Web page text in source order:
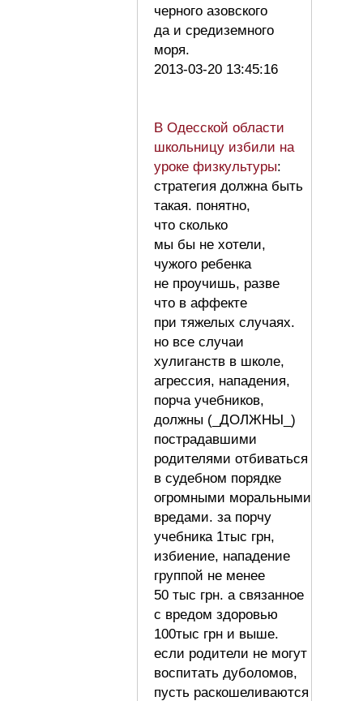
черного азовского
да и средиземного
моря.
2013-03-20 13:45:16
В Одесской области
школьницу избили на
уроке физкультуры:
стратегия должна быть
такая. понятно,
что сколько
мы бы не хотели,
чужого ребенка
не проучишь, разве
что в аффекте
при тяжелых случаях.
но все случаи
хулиганств в школе,
агрессия, нападения,
порча учебников,
должны (_ДОЛЖНЫ_)
пострадавшими
родителями отбиваться
в судебном порядке
огромными моральными
вредами. за порчу
учебника 1тыс грн,
избиение, нападение
группой не менее
50 тыс грн. а связанное
с вредом здоровью
100тыс грн и выше.
если родители не могут
воспитать дуболомов,
пусть раскошеливаются